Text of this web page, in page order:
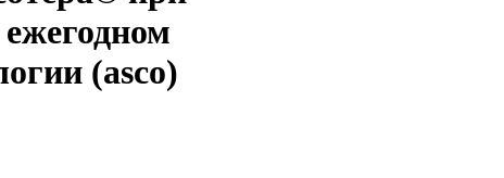
(asco)